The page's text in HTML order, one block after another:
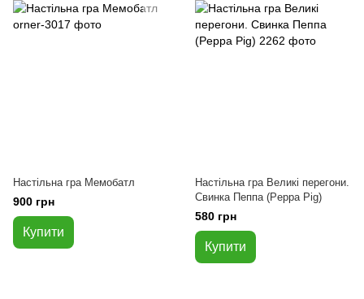
Настільна гра Мемобатл
900 грн
Купити
Настільна гра Великі перегони.
Свинка Пеппа (Peppa Pig)
580 грн
Купити